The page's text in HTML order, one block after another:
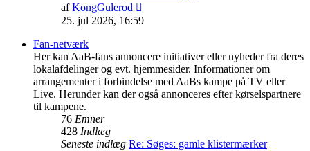
afKongGulerod
det
25. jul 2026, 16:59
Fan-netværk
Her kan AaB-fans annoncere initiativer eller nyheder fra deres
lokalafdelinger og evt. hjemmesider. Informationer om
arrangementer i forbindelse med AaBs kampe på TV eller
Live. Herunder kan der også annonceres efter kørselspartnere
til kampene.
76 Emner
428 Indlæg
Seneste indlæg Re: Søges: gamle klistermærker